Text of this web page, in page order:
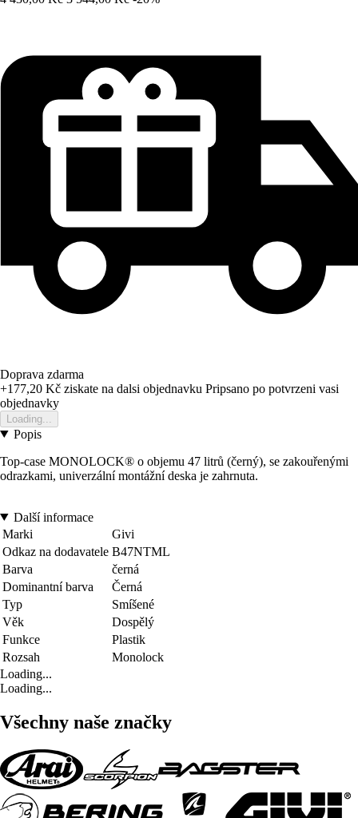
Doprava zdarma
+177,20 Kč ziskate na dalsi objednavku Pripsano po potvrzeni vasi
objednavky
Loading...
Popis
Top-case MONOLOCK® o objemu 47 litrů (černý), se zakouřenými
odrazkami, univerzální montážní deska je zahrnuta.
Další informace
Marki
Givi
Odkaz na dodavatele B47NTML
Barva
černá
Dominantní barva
Černá
Typ
Smíšené
Věk
Dospělý
Funkce
Plastik
Rozsah
Monolock
Loading...
Loading...
Všechny naše značky